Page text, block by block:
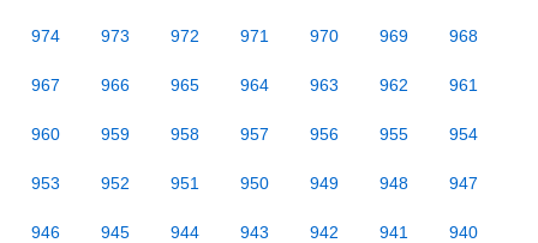
974 973 972 971 970 969 968
967 966 965 964 963 962 961
960 959 958 957 956 955 954
953 952 951 950 949 948 947
946 945 944 943 942 941 940